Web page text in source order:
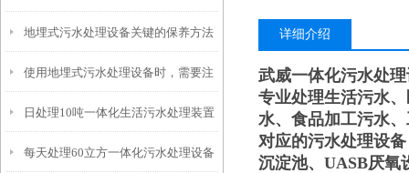
特点呢？
地埋式污水处理设备关键的保养方法
使用地埋式污水处理设备时，需要注
意以下事项
日处理10吨一体化生活污水处理装置
每天处理60立方一体化污水处理设备
详细介绍
武威一体化污水处
专业处理生活污水
水、食品加工污水
对应的污水处理设
沉淀池、UASB厌氧